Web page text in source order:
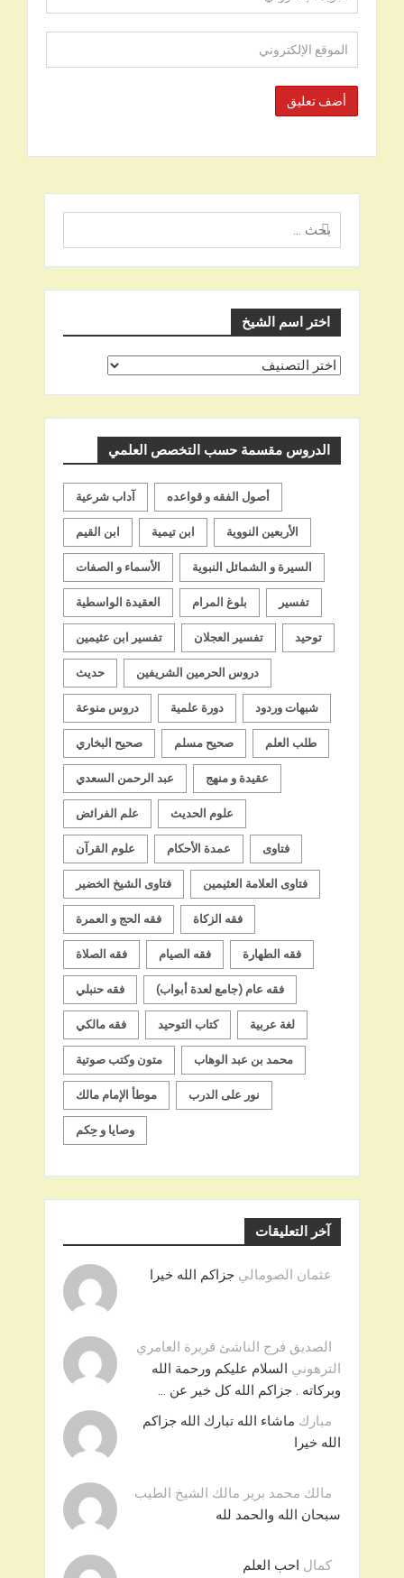
البحث
عن
اختر اسم الشيخ
اختر
الدروس مقسمة حسب التخصص العلمي
آداب شرعية أصول الفقه و قواعده
ابن القيم ابن تيمية الأربعين النووية
الأسماء و الصفات السيرة و الشمائل النبوية
العقيدة الواسطية بلوغ المرام تفسير
تفسير ابن عثيمين تفسير العجلان توحيد
حديث دروس الحرمين الشريفين
دروس منوعة دورة علمية شبهات وردود
صحيح البخاري صحيح مسلم طلب العلم
عبد الرحمن السعدي عقيدة و منهج
علم الفرائض علوم الحديث
علوم القرآن عمدة الأحكام فتاوى
فتاوى الشيخ الخضير فتاوى العلامة العثيمين
فقه الحج و العمرة فقه الزكاة
فقه الصلاة فقه الصيام فقه الطهارة
فقه حنبلي فقه عام (جامع لعدة أبواب)
فقه مالكي كتاب التوحيد لغة عربية
متون وكتب صوتية محمد بن عبد الوهاب
موطأ الإمام مالك نور على الدرب
وصايا و حِكم
آخر التعليقات
عثمان الصومالي جزاكم الله خيرا
الصديق فرج الناشئ قريرة العامري
الترهوني السلام عليكم ورحمة الله
وبركاته . جزاكم الله كل خير عن …
مبارك ماشاء الله تبارك الله جزاكم
الله خيرا
مالك محمد برير مالك الشيخ الطيب
سبحان الله والحمد لله
كمال احب العلم